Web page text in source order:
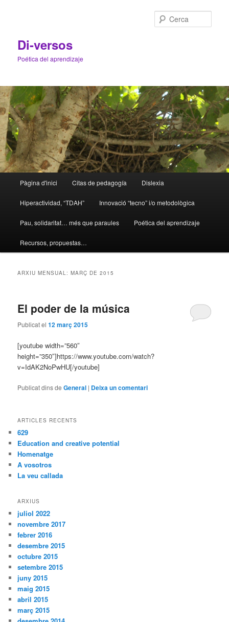
Di-versos
Poética del aprendizaje
Aneu
al
contingut
Aneu
al
contingut
Pàgina d'inici Citas de pedagogía Dislexia
Hiperactividad, “TDAH” Innovació “tecno” i/o metodològica
Pau, solidaritat… més que paraules Poética del aprendizaje
Recursos, propuestas…
ARXIU MENSUAL:MARÇ DE 2015
El poder de la música
Publicat el12 març 2015
[youtube width=”560″
height=”350″]https://www.youtube.com/watch?
v=IdAK2NoPwHU[/youtube]
Publicat dins de General | Deixa un comentari
ARTICLES RECENTS
629
Education and creative potential
Homenatge
A vosotros
La veu callada
ARXIUS
juliol 2022
novembre 2017
febrer 2016
desembre 2015
octubre 2015
setembre 2015
juny 2015
maig 2015
abril 2015
març 2015